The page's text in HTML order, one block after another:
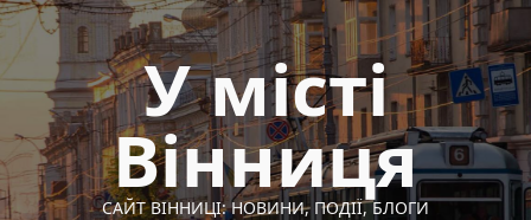
Перейти
до
вмісту
У місті
Вінниця
САЙТ ВІННИЦІ: НОВИНИ, ПОДІЇ, БЛОГИ